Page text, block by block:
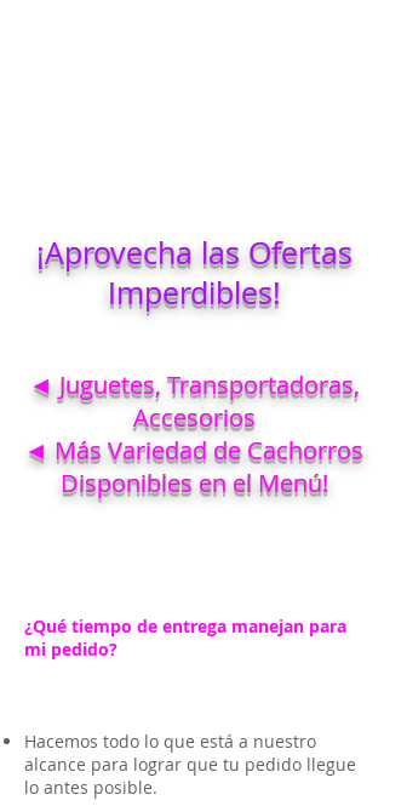
¡Aprovecha las Ofertas
Imperdibles!
◄ Juguetes, Transportadoras,
Accesorios
◄ Más Variedad de Cachorros
Disponibles en el Menú!
¿Qué tiempo de entrega manejan para
mi pedido?
Hacemos todo lo que está a nuestro
alcance para lograr que tu pedido llegue
lo antes posible.